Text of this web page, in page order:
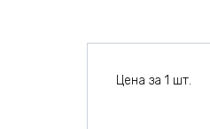
Цена за 1 шт.